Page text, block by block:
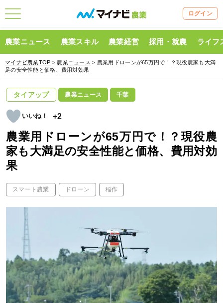
ログイン
農業ニュース 農業スキル 農業経営 採用・就農 ライフ
マイナビ農業TOP > 農業ニュース > 農業用ドローンが65万円で！？現役農家も大満
足の安全性能と価格、費用対効果
タイアップ 農業ニュース 千葉
+2
農業用ドローンが65万円で！？現役農
家も大満足の安全性能と価格、費用対効
果
スマート農業 ドローン 稲作